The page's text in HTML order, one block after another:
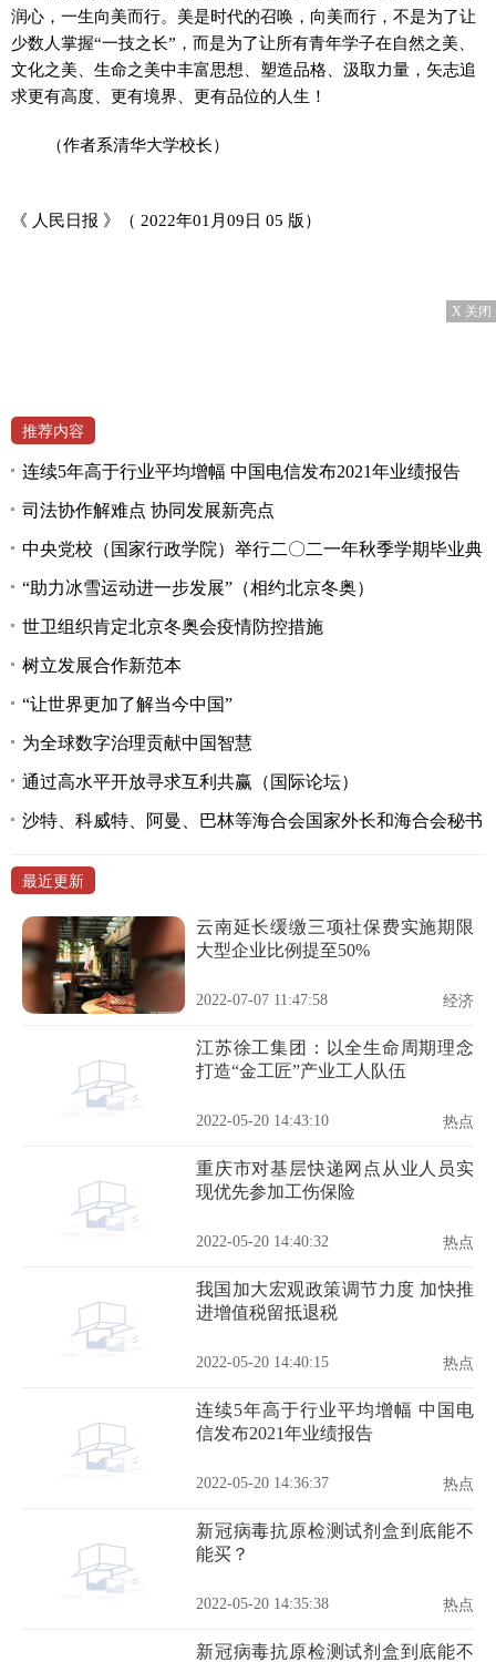
润心，一生向美而行。美是时代的召唤，向美而行，不是为了让
少数人掌握“一技之长”，而是为了让所有青年学子在自然之美、
文化之美、生命之美中丰富思想、塑造品格、汲取力量，矢志追
求更有高度、更有境界、更有品位的人生！
（作者系清华大学校长）
《 人民日报 》（ 2022年01月09日 05 版）
X 关闭
推荐内容
连续5年高于行业平均增幅 中国电信发布2021年业绩报告
司法协作解难点 协同发展新亮点
中央党校（国家行政学院）举行二〇二一年秋季学期毕业典
“助力冰雪运动进一步发展”（相约北京冬奥）
世卫组织肯定北京冬奥会疫情防控措施
树立发展合作新范本
“让世界更加了解当今中国”
为全球数字治理贡献中国智慧
通过高水平开放寻求互利共赢（国际论坛）
沙特、科威特、阿曼、巴林等海合会国家外长和海合会秘书
最近更新
云南延长缓缴三项社保费实施期限
大型企业比例提至50%
2022-07-07 11:47:58 经济
江苏徐工集团：以全生命周期理念
打造“金工匠”产业工人队伍
2022-05-20 14:43:10 热点
重庆市对基层快递网点从业人员实
现优先参加工伤保险
2022-05-20 14:40:32 热点
我国加大宏观政策调节力度 加快推
进增值税留抵退税
2022-05-20 14:40:15 热点
连续5年高于行业平均增幅 中国电
信发布2021年业绩报告
2022-05-20 14:36:37 热点
新冠病毒抗原检测试剂盒到底能不
能买？
2022-05-20 14:35:38 热点
新冠病毒抗原检测试剂盒到底能不